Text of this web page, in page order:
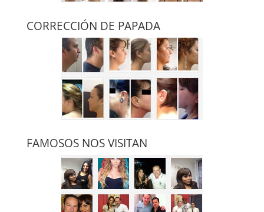
CORRECCIÓN DE PAPADA
FAMOSOS NOS VISITAN